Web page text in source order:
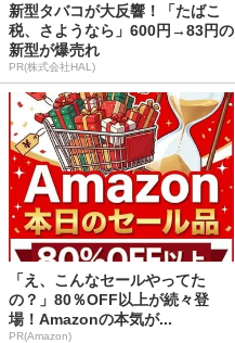
新型タバコが大反響！「たばこ
税、さようなら」600円→83円の
新型が爆売れ
PR(株式会社HAL)
「え、こんなセールやってた
の？」80％OFF以上が続々登
場！Amazonの本気が...
PR(Amazon)